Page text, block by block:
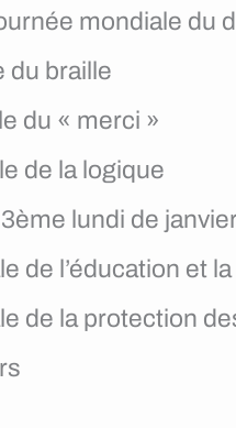
mondiale du
du braille
du « merci »
de la logique
lundi de
de l’éducation et
de la protection